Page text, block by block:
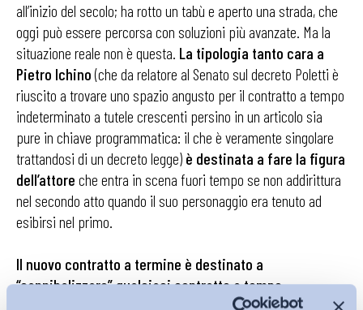
all’inizio del secolo; ha rotto un tabù e aperto una strada, che
oggi può essere percorsa con soluzioni più avanzate. Ma la
situazione reale non è questa. La tipologia tanto cara a
Pietro Ichino(che da relatore al Senato sul decreto Poletti è
riuscito a trovare uno spazio angusto per il contratto a tempo
indeterminato a tutele crescenti persino in un articolo sia
pure in chiave programmatica: il che è veramente singolare
trattandosi di un decreto legge) è destinata a fare la figura
dell’attore che entra in scena fuori tempo se non addirittura
nel secondo atto quando il suo personaggio era tenuto ad
esibirsi nel primo.
Il nuovo contratto a termine è destinato a
“cannibalizzare” qualsiasi contratto a tempo
indeterminato anche se caratterizzato da una tutela